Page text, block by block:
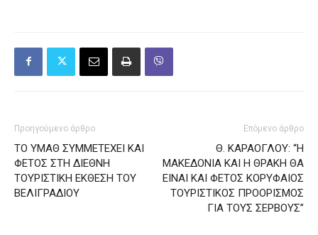
Προηγούμενο άρθρο
ΤΟ ΥΜΑΘ ΣΥΜΜΕΤΕΧΕΙ ΚΑΙ
ΦΕΤΟΣ ΣΤΗ ΔΙΕΘΝΗ
ΤΟΥΡΙΣΤΙΚΗ ΕΚΘΕΣΗ ΤΟΥ
ΒΕΛΙΓΡΑΔΙΟΥ
Επόμενο άρθρο
Θ. ΚΑΡΑΟΓΛΟΥ: “Η
ΜΑΚΕΔΟΝΙΑ ΚΑΙ Η ΘΡΑΚΗ ΘΑ
ΕΙΝΑΙ ΚΑΙ ΦΕΤΟΣ ΚΟΡΥΦΑΙΟΣ
ΤΟΥΡΙΣΤΙΚΟΣ ΠΡΟΟΡΙΣΜΟΣ
ΓΙΑ ΤΟΥΣ ΣΕΡΒΟΥΣ”